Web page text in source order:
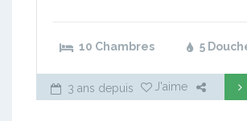
10 Chambres 5
3 ans depuis J'aime